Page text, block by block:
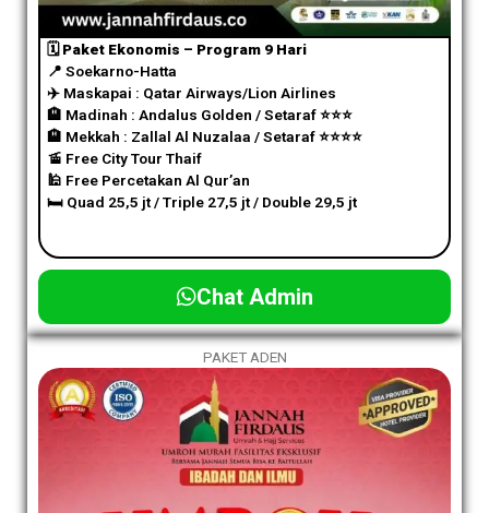
🗓️ Paket Ekonomis – Program 9 Hari
📍 Soekarno-Hatta
✈️ Maskapai : Qatar Airways/Lion Airlines
🏨 Madinah : Andalus Golden / Setaraf⭐️⭐️⭐️
🏨 Mekkah : Zallal Al Nuzalaa / Setaraf⭐️⭐️⭐️⭐️
🚡 Free City Tour Thaif
🕌 Free Percetakan Al Qur’an
🛏️ Quad 25,5 jt / Triple 27,5 jt / Double 29,5 jt
Chat Admin
PAKET ADEN